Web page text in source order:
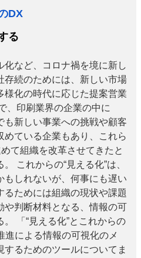
DX
る
など、コロナ禍を境に新し
存続のためには、新しい市場
様化の時代に応じた提案営業
、印刷業界の企業の中に
も新しい事業への挑戦や顧客
めている企業もあり、これら
て組織を改革させてきたと
これからの“見える化”は、
もしれないが、何事にも遅い
るためには組織の現状や課題
や判断材料となる、情報の可
「“見える化”とこれからの
進による情報の可視化のメ
するためのツールについてま